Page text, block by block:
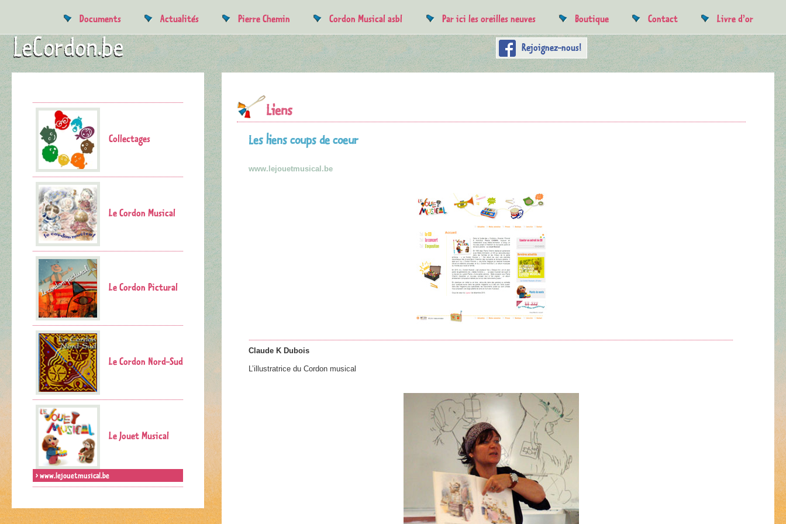
Rejoignez-nous!
Documents Actualités Pierre Chemin Cordon Musical asbl Par ici les oreilles neuves Boutique Contact Livre d’or
Collectages
Le Cordon Musical
Le Cordon Pictural
Le Cordon Nord-Sud
Le Jouet Musical
> www.lejouetmusical.be
Liens
Les liens coups de coeur
www.lejouetmusical.be
Claude K Dubois
L’illustratrice du Cordon musical